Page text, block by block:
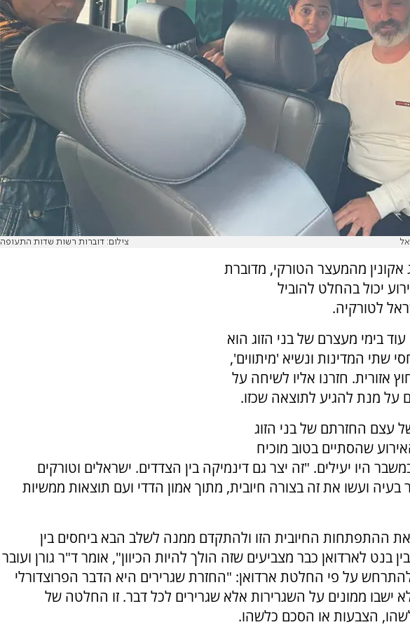
צילום: דוברות רשות שדות התעופה
מהמעצר הטורקי, מדוברת
יכול בהחלט להוביל
לטורקיה.
בימי מעצרם של בני הזוג הוא
שתי המדינות ונשיא 'מיתווים',
אזורית. חזרנו אליו לשיחה על
על מנת להגיע לתוצאה שכזו.
עצם החזרתם של בני הזוג
שהסתיים בטוב מוכיח
היו יעילים. "זה יצר גם דינמיקה בין הצדדים. ישראלים וטורקים
בעיה ועשו את זה בצורה חיובית, מתוך אמון הדדי ועם תוצאות ממשיות
ההתפתחות החיובית הזו ולהתקדם ממנה לשלב הבא ביחסים בין
בנט לארדואן כבר מצביעים שזה הולך להיות הכיוון", אומר ד"ר גורן ועובר
על פי החלטת ארדואן: "החזרת שגרירים היא הדבר הפרוצדורלי
ישבו ממונים על השגרירות אלא שגרירים לכל דבר. זו החלטה של
הצבעות או הסכם כלשהו.